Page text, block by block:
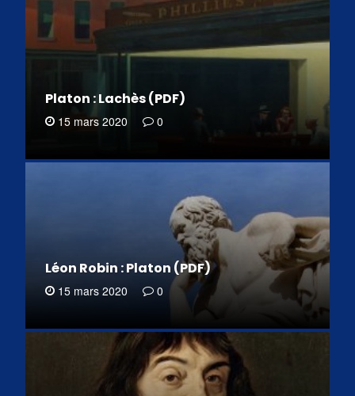
Platon : Lachès (PDF)
15 mars 2020 0
Léon Robin : Platon (PDF)
15 mars 2020 0